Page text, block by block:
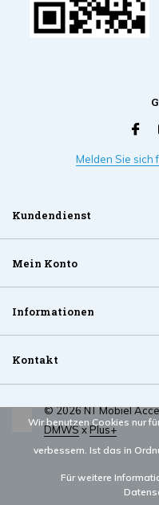
Melden Sie sich
Kundendienst
Mein Konto
Informationen
Kontakt
© 2026 NT Mobiel
DMWSxPlus+
Wir benutzen Cookies nur
verbessern. Ist das in
Für weitere